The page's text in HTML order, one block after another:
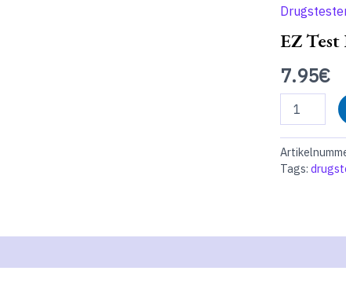
EZ
7.95€
Test
C
Purity
aantal
Tags: